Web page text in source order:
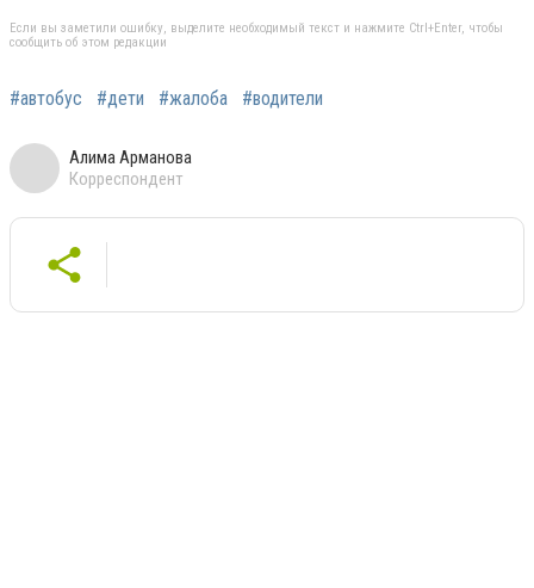
Если вы заметили ошибку, выделите необходимый текст и нажмите Ctrl+Enter, чтобы
сообщить об этом редакции
#автобус #дети #жалоба #водители
Алима Арманова
Корреспондент